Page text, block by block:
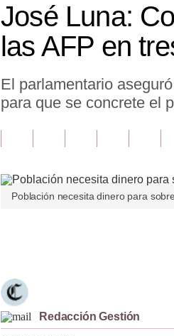
José Luna:
las AFP en
El parlamentario
para que se concrete el
Población necesita dinero para
Redacción Gestión